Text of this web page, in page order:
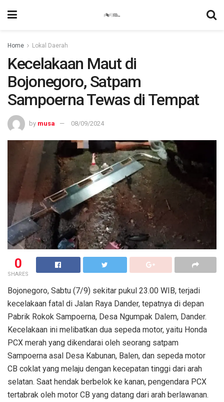
Home Lokal Daerah
Kecelakaan Maut di
Bojonegoro, Satpam
Sampoerna Tewas di Tempat
by musa 08/09/2024
0
SHARES
Bojonegoro, Sabtu (7/9) sekitar pukul 23.00 WIB, terjadi
kecelakaan fatal di Jalan Raya Dander, tepatnya di depan
Pabrik Rokok Sampoerna, Desa Ngumpak Dalem, Dander.
Kecelakaan ini melibatkan dua sepeda motor, yaitu Honda
PCX merah yang dikendarai oleh seorang satpam
Sampoerna asal Desa Kabunan, Balen, dan sepeda motor
CB coklat yang melaju dengan kecepatan tinggi dari arah
selatan. Saat hendak berbelok ke kanan, pengendara PCX
tertabrak oleh motor CB yang datang dari arah berlawanan.